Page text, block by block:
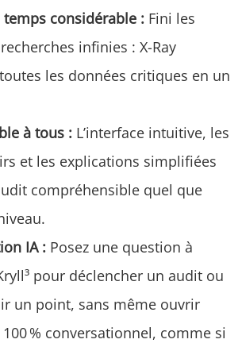
temps considérable : Fini les
infinies : X-Ray
les données critiques en un
à tous : L’interface intuitive, les
et les explications simplifiées
compréhensible quel que
IA : Posez une question à
pour déclencher un audit ou
un point, sans même ouvrir
100 % conversationnel, comme si